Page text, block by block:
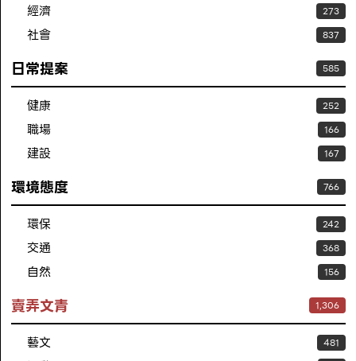
經濟 273
社會 837
日常提案 585
健康 252
職場 166
建設 167
環境態度 766
環保 242
交通 368
自然 156
賣弄文青 1,306
藝文 481